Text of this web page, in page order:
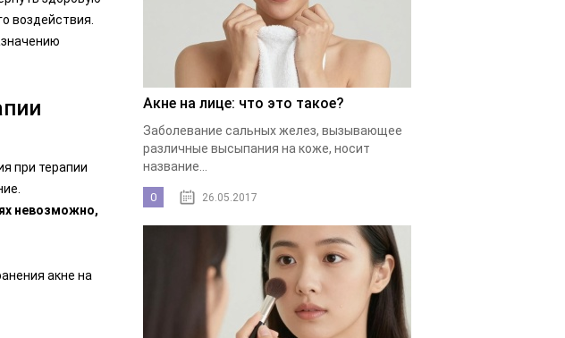
воздействия.
при терапии
невозможно,
акне на
Акне на лице: что это такое?
Заболевание сальных желез, вызывающее
различные высыпания на коже, носит
название...
0 26.05.2017